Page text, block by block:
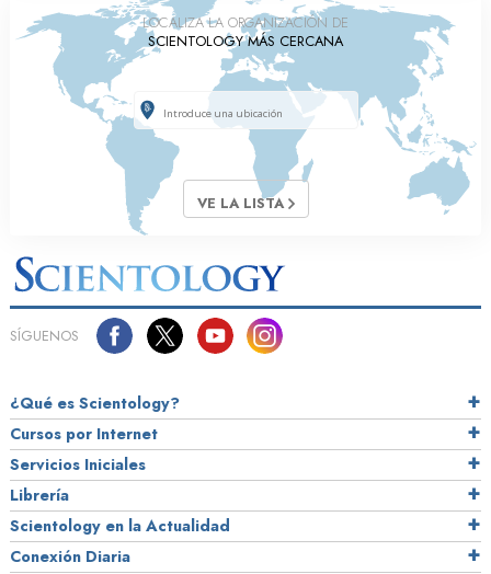
LOCALIZA LA ORGANIZACIÓN DE
SCIENTOLOGY MÁS CERCANA
VE LA LISTA
SÍGUENOS
¿Qué es Scientology?
Cursos por Internet
Servicios Iniciales
Librería
Scientology en la Actualidad
Conexión Diaria